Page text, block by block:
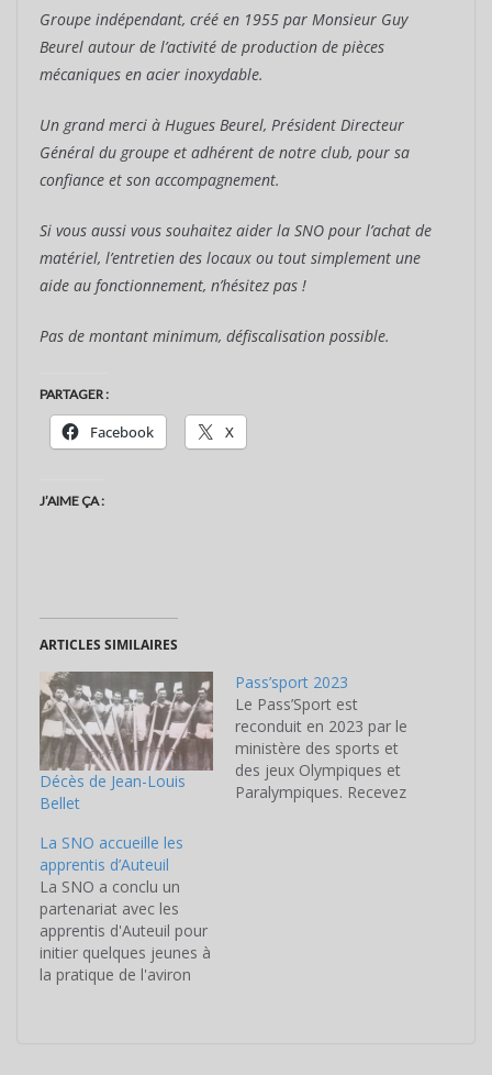
Groupe indépendant, créé en 1955 par Monsieur Guy
Beurel autour de l’activité de production de pièces
mécaniques en acier inoxydable.
Un grand merci à Hugues Beurel, Président Directeur
Général du groupe et adhérent de notre club, pour sa
confiance et son accompagnement.
Si vous aussi vous souhaitez aider la SNO pour l’achat de
matériel, l’entretien des locaux ou tout simplement une
aide au fonctionnement, n’hésitez pas !
Pas de montant minimum, défiscalisation possible.
PARTAGER :
Facebook X
J’AIME ÇA :
ARTICLES SIMILAIRES
Décès de Jean-Louis
Bellet
Pass’sport 2023
Le Pass’Sport est
reconduit en 2023 par le
ministère des sports et
des jeux Olympiques et
Paralympiques. Recevez
La SNO accueille les
apprentis d’Auteuil
La SNO a conclu un
partenariat avec les
apprentis d'Auteuil pour
initier quelques jeunes à
la pratique de l'aviron